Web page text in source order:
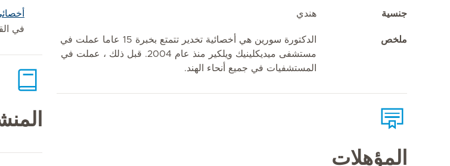
جنسية هندي
ملخص
الدكتورة سورين هي أخصائية تخدير تتمتع بخبرة 15 عاما عملت في
مستشفى ميديكلينيك ويلكير منذ عام 2004. قبل ذلك ، عملت في
المستشفيات في جميع أنحاء الهند.
المؤهلات
في